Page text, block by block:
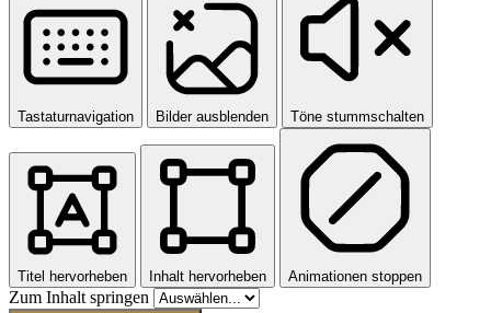
Tastaturnavigation Bilder ausblenden Töne stummschalten
Titel hervorheben Inhalt hervorheben Animationen stoppen
Zum Inhalt springen